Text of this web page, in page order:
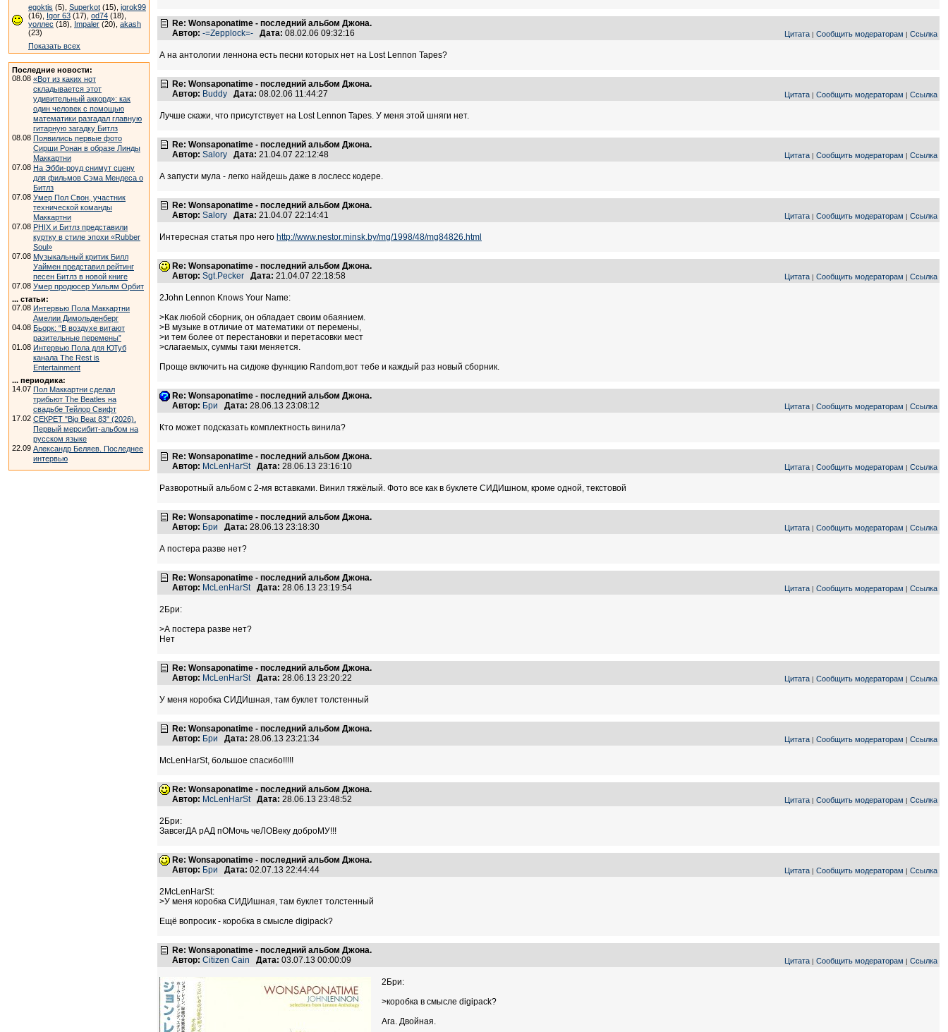
egoktis (5), Superkot (15), igrok99
(16), Igor 63 (17), od74 (18),
уоллес (18), Impaler (20), akash
(23)
Показать всех
Последние новости:
08.08 «Вот из каких нот
складывается этот
удивительный аккорд»: как
один человек с помощью
математики разгадал главную
гитарную загадку Битлз
08.08 Появились первые фото
Сирши Ронан в образе Линды
Маккартни
07.08 На Эбби-роуд снимут сцену
для фильмов Сэма Мендеса о
Битлз
07.08 Умер Пол Свон, участник
технической команды
Маккартни
07.08 PHIX и Битлз представили
куртку в стиле эпохи «Rubber
Soul»
07.08 Музыкальный критик Билл
Уаймен представил рейтинг
песен Битлз в новой книге
07.08 Умер продюсер Уильям Орбит
... статьи:
07.08 Интервью Пола Маккартни
Амелии Димольденберг
04.08 Бьорк: “В воздухе витают
разительные перемены”
01.08 Интервью Пола для ЮТуб
канала The Rest is
Entertainment
... периодика:
14.07 Пол Маккартни сделал
трибьют The Beatles на
свадьбе Тейлор Свифт
17.02 СЕКРЕТ "Big Beat 83" (2026).
Первый мерсибит-альбом на
русском языке
22.09 Александр Беляев. Последнее
интервью
Re: Wonsaponatime - последний альбом Джона.
Автор: -=Zepplock=- Дата: 08.02.06 09:32:16 Цитата | Сообщить модераторам | Ссылка
А на антологии леннона есть песни которых нет на Lost Lennon Tapes?
Re: Wonsaponatime - последний альбом Джона.
Автор: Buddy Дата: 08.02.06 11:44:27 Цитата | Сообщить модераторам | Ссылка
Лучше скажи, что присутствует на Lost Lennon Tapes. У меня этой шняги нет.
Re: Wonsaponatime - последний альбом Джона.
Автор: Salory Дата: 21.04.07 22:12:48 Цитата | Сообщить модераторам | Ссылка
А запусти мула - легко найдешь даже в лослесс кодере.
Re: Wonsaponatime - последний альбом Джона.
Автор: Salory Дата: 21.04.07 22:14:41 Цитата | Сообщить модераторам | Ссылка
Интересная статья про него http://www.nestor.minsk.by/mg/1998/48/mg84826.html
Re: Wonsaponatime - последний альбом Джона.
Автор: Sgt.Pecker Дата: 21.04.07 22:18:58 Цитата | Сообщить модераторам | Ссылка
2John Lennon Knows Your Name:
>Как любой сборник, он обладает своим обаянием.
>В музыке в отличие от математики от перемены,
>и тем более от перестановки и перетасовки мест
>слагаемых, суммы таки меняется.
Проще включить на сидюке функцию Random,вот тебе и каждый раз новый сборник.
Re: Wonsaponatime - последний альбом Джона.
Автор: Бри Дата: 28.06.13 23:08:12 Цитата | Сообщить модераторам | Ссылка
Кто может подсказать комплектность винила?
Re: Wonsaponatime - последний альбом Джона.
Автор: McLenHarSt Дата: 28.06.13 23:16:10 Цитата | Сообщить модераторам | Ссылка
Разворотный альбом с 2-мя вставками. Винил тяжёлый. Фото все как в буклете СИДИшном, кроме одной, текстовой
Re: Wonsaponatime - последний альбом Джона.
Автор: Бри Дата: 28.06.13 23:18:30 Цитата | Сообщить модераторам | Ссылка
А постера разве нет?
Re: Wonsaponatime - последний альбом Джона.
Автор: McLenHarSt Дата: 28.06.13 23:19:54 Цитата | Сообщить модераторам | Ссылка
2Бри:
>А постера разве нет?
Нет
Re: Wonsaponatime - последний альбом Джона.
Автор: McLenHarSt Дата: 28.06.13 23:20:22 Цитата | Сообщить модераторам | Ссылка
У меня коробка СИДИшная, там буклет толстенный
Re: Wonsaponatime - последний альбом Джона.
Автор: Бри Дата: 28.06.13 23:21:34 Цитата | Сообщить модераторам | Ссылка
McLenHarSt, большое спасибо!!!!!
Re: Wonsaponatime - последний альбом Джона.
Автор: McLenHarSt Дата: 28.06.13 23:48:52 Цитата | Сообщить модераторам | Ссылка
2Бри:
ЗавсегДА рАД пОМочь чеЛОВеку доброМУ!!!
Re: Wonsaponatime - последний альбом Джона.
Автор: Бри Дата: 02.07.13 22:44:44 Цитата | Сообщить модераторам | Ссылка
2McLenHarSt:
>У меня коробка СИДИшная, там буклет толстенный
Ещё вопросик - коробка в смысле digipack?
Re: Wonsaponatime - последний альбом Джона.
Автор: Citizen Cain Дата: 03.07.13 00:00:09 Цитата | Сообщить модераторам | Ссылка
2Бри:
>коробка в смысле digipack?
Ага. Двойная.